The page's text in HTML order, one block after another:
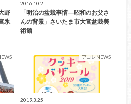
野
氷
2016.10.2
「明治の盆栽事情―昭和のお父さ
んの背景」さいたま市大宮盆栽美
術館
アコレNEWS
2019.3.25